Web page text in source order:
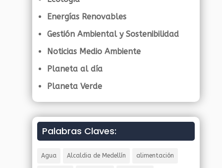
Energías Renovables
Gestión Ambiental y Sostenibilidad
Noticias Medio Ambiente
Planeta al día
Planeta Verde
Palabras Claves:
Agua Alcaldia de Medellín alimentación